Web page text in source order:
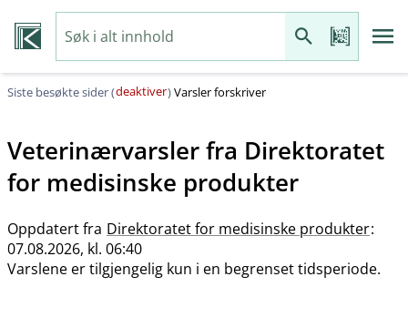
Siste besøkte sider (deaktiver)Varsler forskriver
Veterinærvarsler fra Direktoratet
for medisinske produkter
Oppdatert fra Direktoratet for medisinske produkter:
07.08.2026, kl. 06:40
Varslene er tilgjengelig kun i en begrenset tidsperiode.